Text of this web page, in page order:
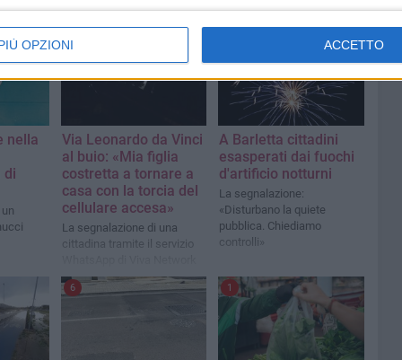
OPZIONI ACCETTO
nella
di
Via Leonardo da Vinci
al buio: «Mia figlia
costretta a tornare a
casa con la torcia del
cellulare accesa»
La segnalazione di una
cittadina tramite il servizio
A Barletta cittadini
esasperati dai fuochi
d'artificio notturni
La segnalazione:
«Disturbano la quiete
pubblica. Chiediamo
controlli»
6 1